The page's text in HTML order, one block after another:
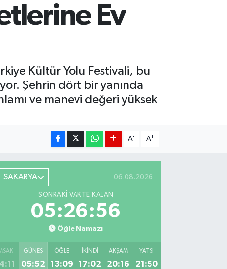
Ev
Kültür Yolu Festivali, bu
Şehrin dört bir yanında
ve manevi değeri yüksek
A- A+
SAKARYA 06.08.2026
SONRAKI VAKTE KALAN
05:26:55
Öğle Namazı
GÜNEŞ
05:52
ÖĞLE
13:09
İKINDI
17:02
AKŞAM
20:16
YATSI
21:50